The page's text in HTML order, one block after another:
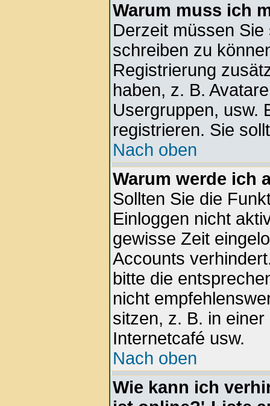
Warum muss ich
Derzeit müssen
schreiben zu
Registrierung
haben, z. B.
Usergruppen, usw.
registrieren. Sie
Nach oben
Warum werde ich
Sollten Sie die
Einloggen nicht
gewisse Zeit
Accounts
bitte die
nicht
sitzen, z. B. in
Internetcafé usw.
Nach oben
Wie kann ich